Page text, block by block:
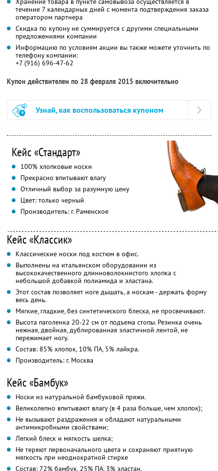
течение 7 календарных дней с момента подтверждения заказа
оператором партнера
Скидка по купону не суммируется с другими специальными
предложениями компании
Информацию по условиям акции вы также можете уточнить по
телефону компании:
+7 (916) 696-47-62
Купон действителен по 28 февраля 2015 включительно
Узнай, как воспользоваться купоном
Кейс «Стандарт»
100% хлопковые носки
Прекрасно впитывают влагу
Отличный выбор за разумную цену
Цвет: только черный
Производитель: г. Раменское
Кейс «Классик»
Классические носки под костюм в офис.
Выполнены на итальянском оборудовании из
высококачественного длинноволокнистого хлопка с
небольшой добавкой полиамида и эластана.
Этот состав позволяет ноге дышать, а носкам - держать форму
весь день.
Мягкие, гладкие, без синтетического блеска, не просвечивают.
Высота паголенка 20-22 см от подъема стопы. Резинка очень
нежная, двойная, дублированная эластичной лентой, не
пережимает ногу.
Состав: 85% хлопок, 10% ПА, 5% лайкра.
Производитель: г. Москва
Кейс «Бамбук»
Носки из натуральной бамбуковой пряжи.
Великолепно впитывают влагу (в 4 раза больше, чем хлопок);
Не вызывают раздражения и обладают натуральными
антимикробными свойствами;
Легкий блеск и мягкость шелка;
Не теряют первоначального цвета и сохраняют приятную
мягкость при неоднократной стирке
Состав: 72% бамбук, 25% ПА, 3% эластан.